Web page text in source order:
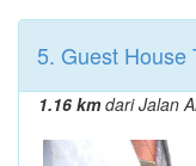
5. Guest House
1.16 kmdari Jalan